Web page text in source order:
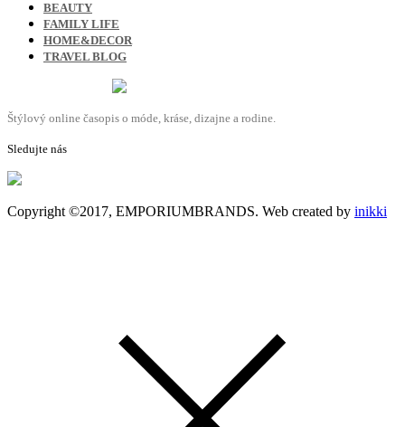
BEAUTY
FAMILY LIFE
HOME&DECOR
TRAVEL BLOG
Štýlový online časopis o móde, kráse, dizajne a rodine.
Sledujte nás
Copyright ©2017, EMPORIUMBRANDS. Web created by inikki